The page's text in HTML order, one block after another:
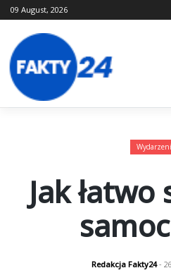
Skip
to
09 August, 2026
Jak
Redakcja Fakty24-